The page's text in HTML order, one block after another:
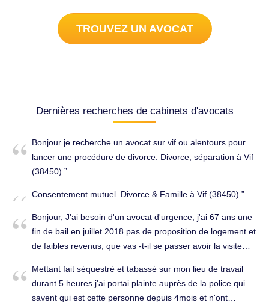
TROUVEZ UN AVOCAT
Dernières recherches de cabinets d'avocats
Bonjour je recherche un avocat sur vif ou alentours pour
lancer une procédure de divorce. Divorce, séparation à Vif
(38450).
Consentement mutuel. Divorce & Famille à Vif (38450).
Bonjour, J'ai besoin d'un avocat d'urgence, j'ai 67 ans une
fin de bail en juillet 2018 pas de proposition de logement et
de faibles revenus; que vas -t-il se passer avoir la visite
Immobilier à Vif (38450).
Mettant fait séquestré et tabassé sur mon lieu de travail
durant 5 heures j'ai portai plainte auprès de la police qui
savent qui est cette personne depuis 4mois et n'ont